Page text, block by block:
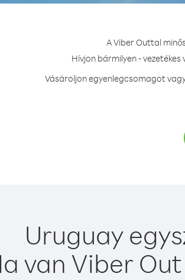
A Viber Outtal
Hívjon bármilyen -
Vásároljon egyenlegcsomagot
Uruguay
van Viber